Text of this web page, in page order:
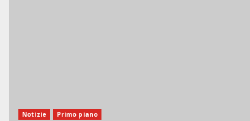
Notizie Primo piano